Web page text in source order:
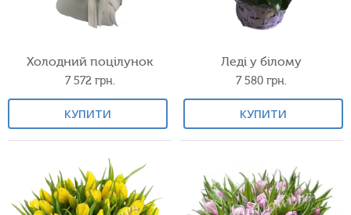
Холодний поцілунок
7 572 грн.
КУПИТИ
Леді у білому
7 580 грн.
КУПИТИ